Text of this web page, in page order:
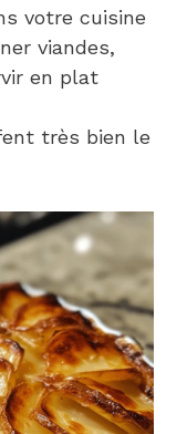
votre cuisine
viandes,
en plat
très bien le